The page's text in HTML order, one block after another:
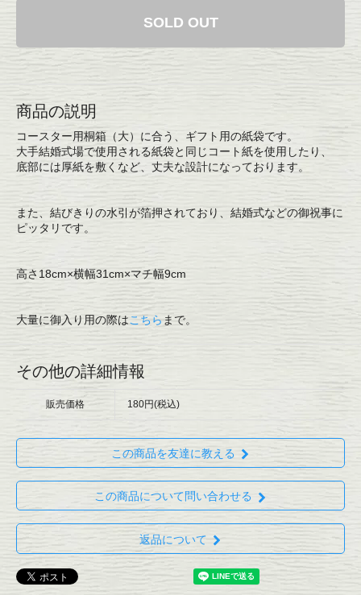
SOLD OUT
商品の説明
コースター用桐箱（大）に合う、ギフト用の紙袋です。
大手結婚式場で使用される紙袋と同じコート紙を使用したり、
底部には厚紙を敷くなど、丈夫な設計になっております。
また、結びきりの水引が箔押されており、結婚式などの御祝事に
ピッタリです。
高さ18cm×横幅31cm×マチ幅9cm
大量に御入り用の際はこちらまで。
その他の詳細情報
販売価格 180円(税込)
この商品を友達に教える
この商品について問い合わせる
返品について